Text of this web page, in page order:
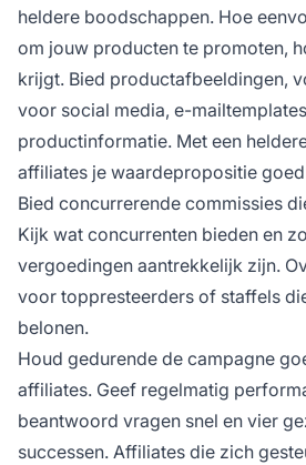
heldere boodschappen. Hoe
om jouw producten te promoten,
krijgt. Bied productafbeeldingen,
voor social media, e-
productinformatie. Met een
affiliates je waardepropositie
Bied concurrerende commissies
Kijk wat concurrenten bieden en
vergoedingen aantrekkelijk zijn.
voor toppresteerders of staffels
belonen.
Houd gedurende de campagne
affiliates. Geef regelmatig
beantwoord vragen snel en vier
successen. Affiliates die zich